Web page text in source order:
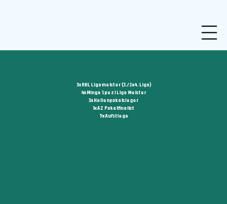
3x RBL Ligameister (3./2x4. Liga)
4x Minga Spezl Liga Meister
3x Hallenpokalsieger
1x AZ Pokalfinalist
5x Aufstiege